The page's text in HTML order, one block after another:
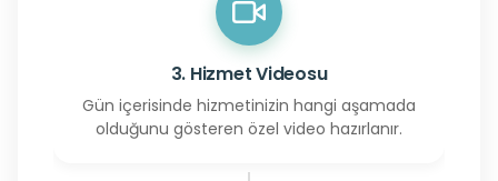
3. Hizmet Videosu
Gün içerisinde hizmetinizin hangi aşamada
olduğunu gösteren özel video hazırlanır.